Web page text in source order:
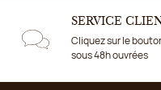
SERVICE
Cliquez sur le
sous 48h ouvrées